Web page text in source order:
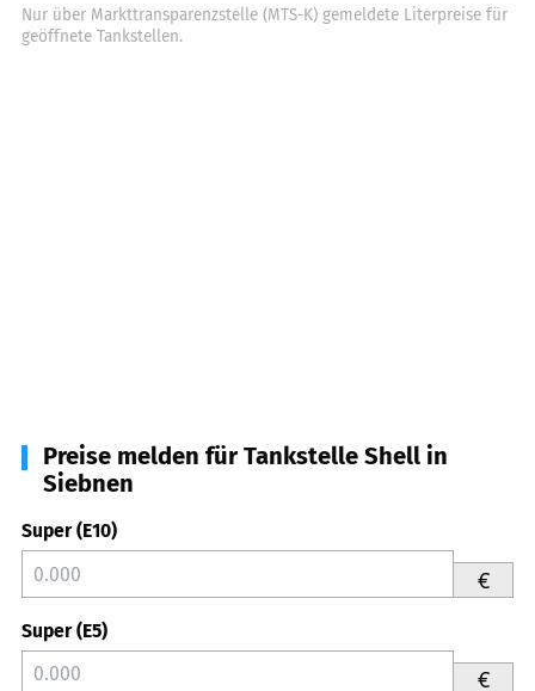
Nur über Markttransparenzstelle (MTS-K) gemeldete Literpreise für
geöffnete Tankstellen.
Preise melden für Tankstelle Shell in
Siebnen
Super (E10)
€
Super (E5)
€